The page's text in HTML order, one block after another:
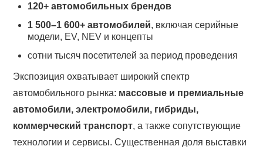
120+ автомобильных брендов
1 500–1 600+ автомобилей, включая серийные
модели, EV, NEV и концепты
сотни тысяч посетителей за период проведения
Экспозиция охватывает широкий спектр
автомобильного рынка: массовые и премиальные
автомобили, электромобили, гибриды,
коммерческий транспорт, а также сопутствующие
технологии и сервисы. Существенная доля выставки